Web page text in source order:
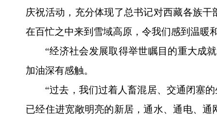
庆祝活动，充分体现了总书记对西藏各族
在百忙之中来到雪域高原，令我们感到温暖
“经济社会发展取得举世瞩目的重大成
加油深有感触。
“过去，我们过着人畜混居、交通闭塞
已经住进宽敞明亮的新居，通水、通电、